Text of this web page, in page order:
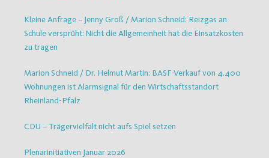
Kleine Anfrage – Jenny Groß / Marion Schneid: Reizgas an
Schule versprüht: Nicht die Allgemeinheit hat die Einsatzkosten
zu tragen
Marion Schneid / Dr. Helmut Martin: BASF-Verkauf von 4.400
Wohnungen ist Alarmsignal für den Wirtschaftsstandort
Rheinland-Pfalz
CDU – Trägervielfalt nicht aufs Spiel setzen
Plenarinitiativen Januar 2026